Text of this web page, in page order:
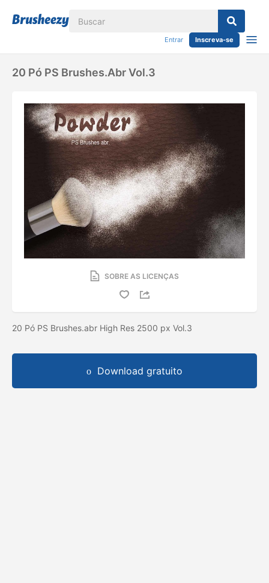
Entrar Inscreva-se
20 Pó PS Brushes.abr Vol.3
SOBRE AS LICENÇAS
20 Pó PS Brushes.abr High Res 2500 px Vol.3
Download gratuito